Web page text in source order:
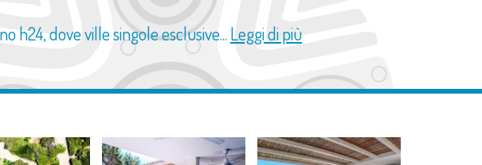
dove ville singole esclusive... Leggi di più